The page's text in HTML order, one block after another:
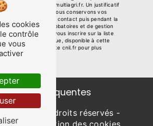
contact@geiq-multiagri.fr. Un justificatif
être demandé. Nous conservons vos
la période de prise de contact puis pendant la
légale aux fins probatoires et de gestion
avez le droit de vous inscrire sur la liste
téléphonique, disponible à cette
. Consultez le site cnil.fr pour plus
vos droits.
fréquentes
2026 - Tous droits réservés -
cookies
contrôle
vous